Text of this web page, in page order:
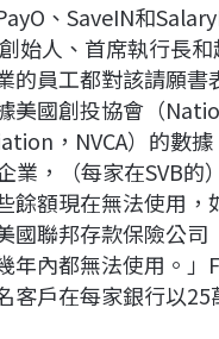
、SaveIN和
始人、首席執行長
的員工都對該請願書
美國創投協會（
，NVCA）的數
業，（每家在SVB的
餘額現在無法使用，
國聯邦存款保險公司
年內都無法使用。」
客戶在每家銀行以25